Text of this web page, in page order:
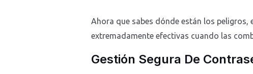
Ahora que sabes dónde están los
extremadamente efectivas cuando las
Gestión Segura De